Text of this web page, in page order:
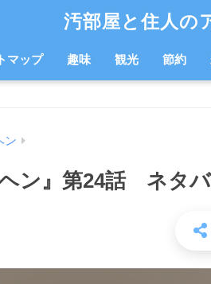
汚部屋と住人の
マップ 趣味 観光 節約
ン
ン』第24話 ネタ